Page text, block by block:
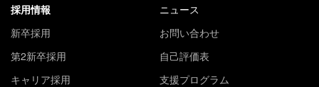
採用情報
新卒採用
第2新卒採用
キャリア採用
ニュース
お問い合わせ
自己評価表
支援プログラム